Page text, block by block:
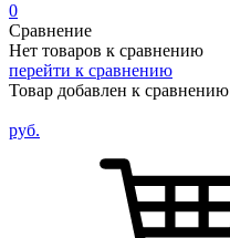
0
Сравнение
Нет товаров к сравнению
перейти к сравнению
Товар добавлен к сравнению
руб.